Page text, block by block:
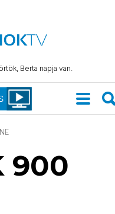
Berta napja van.
900